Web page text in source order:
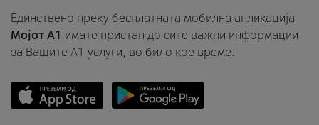
Единствено преку бесплатната мобилна апликација
Мојот A1 имате пристап до сите важни информации
за Вашите A1 услуги, во било кое време.